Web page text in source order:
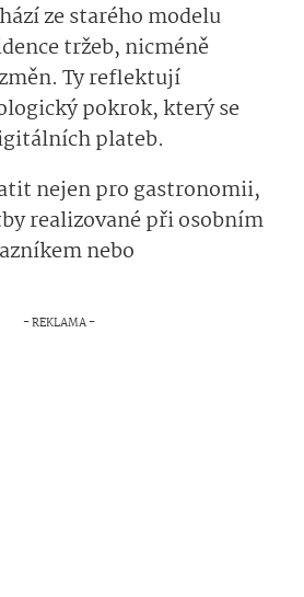
ze starého modelu
tržeb, nicméně
Ty reflektují
pokrok, který se
plateb.
nejen pro gastronomii,
realizované při osobním
nebo